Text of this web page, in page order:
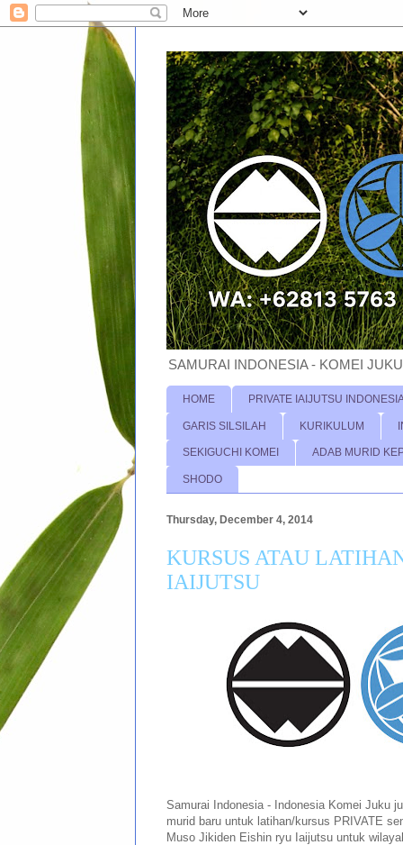
SAMURAI INDONESIA - KOMEI
HOME PRIVATE IAIJUTSU
GARIS SILSILAH KURIKULUM
SEKIGUCHI KOMEI ADAB MURID
SHODO
Thursday, December 4, 2014
KURSUS ATAU
IAIJUTSU
Samurai Indonesia - Indonesia Komei Juku
murid baru untuk latihan/kursus PRIVATE
Muso Jikiden Eishin ryu Iaijutsu untuk